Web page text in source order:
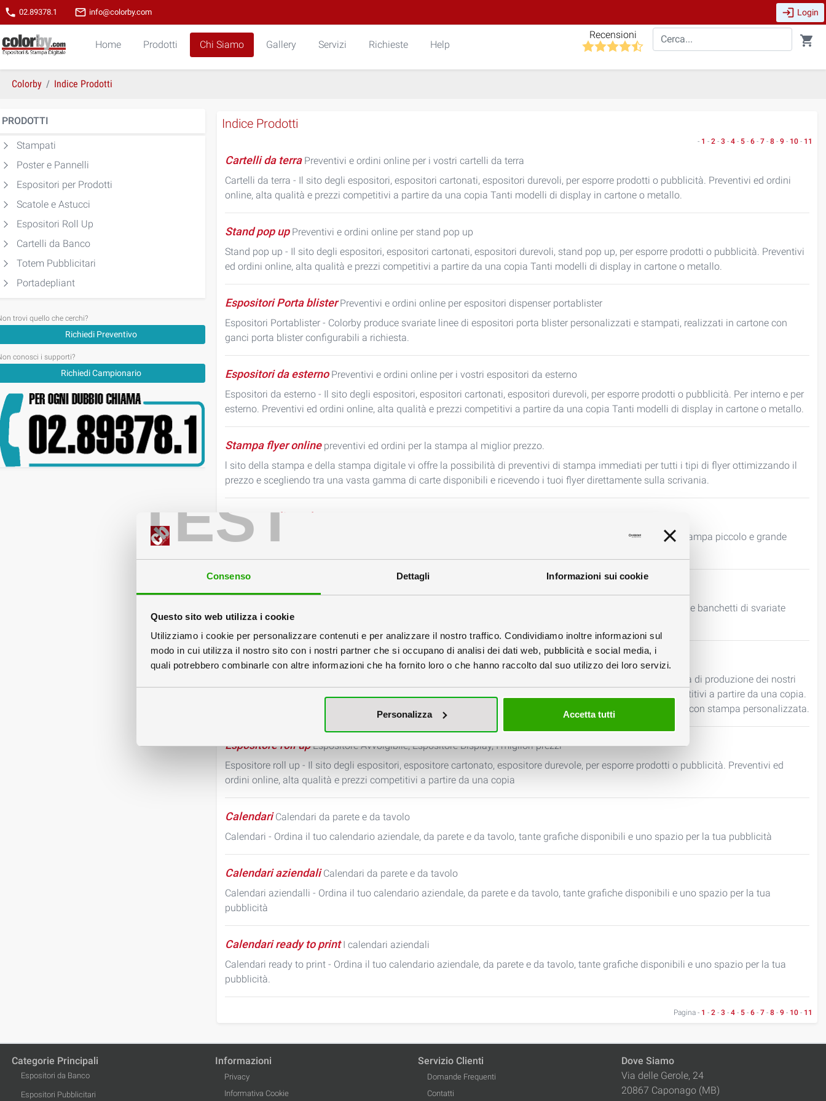
TEST
Consenso Dettagli Informazioni sui cookie
Questo sito web utilizza i cookie
Utilizziamo i cookie per personalizzare contenuti e per analizzare il nostro traffico. Condividiamo inoltre informazioni sul
modo in cui utilizza il nostro sito con i nostri partner che si occupano di analisi dei dati web, pubblicità e social media, i
quali potrebbero combinarle con altre informazioni che ha fornito loro o che hanno raccolto dal suo utilizzo dei loro servizi.
Personalizza Accetta tutti
phone 02.89378.1 mail_outline info@colorby.com login Login
Home Prodotti Chi Siamo Gallery Servizi Richieste Help
Recensioni shopping_cart
Colorby Indice Prodotti
PRODOTTI
Stampati
Poster e Pannelli
Espositori per Prodotti
Scatole e Astucci
Espositori Roll Up
Cartelli da Banco
Totem Pubblicitari
Portadepliant
trovi quello che cerchi?
Richiedi Preventivo
conosci i supporti?
Richiedi Campionario
Indice Prodotti
- 1 - 2 - 3 - 4 - 5 - 6 - 7 - 8 - 9 - 10 - 11
Cartelli da terraPreventivi e ordini online per i vostri cartelli da terra
Cartelli da terra - Il sito degli espositori, espositori cartonati, espositori durevoli, per esporre prodotti o pubblicità. Preventivi ed ordini
online, alta qualità e prezzi competitivi a partire da una copia Tanti modelli di display in cartone o metallo.
Stand pop upPreventivi e ordini online per stand pop up
Stand pop up - Il sito degli espositori, espositori cartonati, espositori durevoli, stand pop up, per esporre prodotti o pubblicità. Preventivi
ed ordini online, alta qualità e prezzi competitivi a partire da una copia Tanti modelli di display in cartone o metallo.
Espositori Porta blisterPreventivi e ordini online per espositori dispenser portablister
Espositori Portablister - Colorby produce svariate linee di espositori porta blister personalizzati e stampati, realizzati in cartone con
ganci porta blister configurabili a richiesta.
Espositori da esternoPreventivi e ordini online per i vostri espositori da esterno
Espositori da esterno - Il sito degli espositori, espositori cartonati, espositori durevoli, per esporre prodotti o pubblicità. Per interno e per
esterno. Preventivi ed ordini online, alta qualità e prezzi competitivi a partire da una copia Tanti modelli di display in cartone o metallo.
Stampa flyer onlinepreventivi ed ordini per la stampa al miglior prezzo.
l sito della stampa e della stampa digitale vi offre la possibilità di preventivi di stampa immediati per tutti i tipi di flyer ottimizzando il
prezzo e scegliendo tra una vasta gamma di carte disponibili e ricevendo i tuoi flyer direttamente sulla scrivania.
Stampa online tela
Stampa online tela - Il sito della stampa e della stampa digitale. Ottimi prezzi, preventivi ed ordini on line. Stampa piccolo e grande
Banchetti in cartone - Qui Trovi banchetti in cartone di diversi modelli, banchetti bianchi, banchetti stampati e banchetti di svariate
forme e dimensioni. Realizzati in cartone e pvc.
Produzione espositori cartonati
ed in cartone.
Colorby produce e vende espositori in cartone e cartonati. In questa pagina potete visualizzare il programma di produzione dei nostri
espositori in cartone per poi realizzare Preventivi ed ordini online, produzione in alta qualitÃ e prezzi competitivi a partire da una copia.
La produzione di espositori in cartone avviene su richiesta del cliente, gli espositori in cartone sono prodotti con stampa personalizzata.
Espositore roll upEspositore Avvolgibile, Espositore Display, I migliori prezzi
Espositore roll up - Il sito degli espositori, espositore cartonato, espositore durevole, per esporre prodotti o pubblicità. Preventivi ed
ordini online, alta qualità e prezzi competitivi a partire da una copia
CalendariCalendari da parete e da tavolo
Calendari - Ordina il tuo calendario aziendale, da parete e da tavolo, tante grafiche disponibili e uno spazio per la tua pubblicità
Calendari aziendaliCalendari da parete e da tavolo
Calendari aziendalli - Ordina il tuo calendario aziendale, da parete e da tavolo, tante grafiche disponibili e uno spazio per la tua
pubblicità
Calendari ready to printI calendari aziendali
Calendari ready to print - Ordina il tuo calendario aziendale, da parete e da tavolo, tante grafiche disponibili e uno spazio per la tua
pubblicità.
Pagina - 1 - 2 - 3 - 4 - 5 - 6 - 7 - 8 - 9 - 10 - 11
Categorie Principali
Espositori da Banco
Espositori Pubblicitari
Informazioni
Privacy
Informativa Cookie
Servizio Clienti
Domande Frequenti
Contatti
Dove Siamo
Via delle Gerole, 24
20867 Caponago (MB)